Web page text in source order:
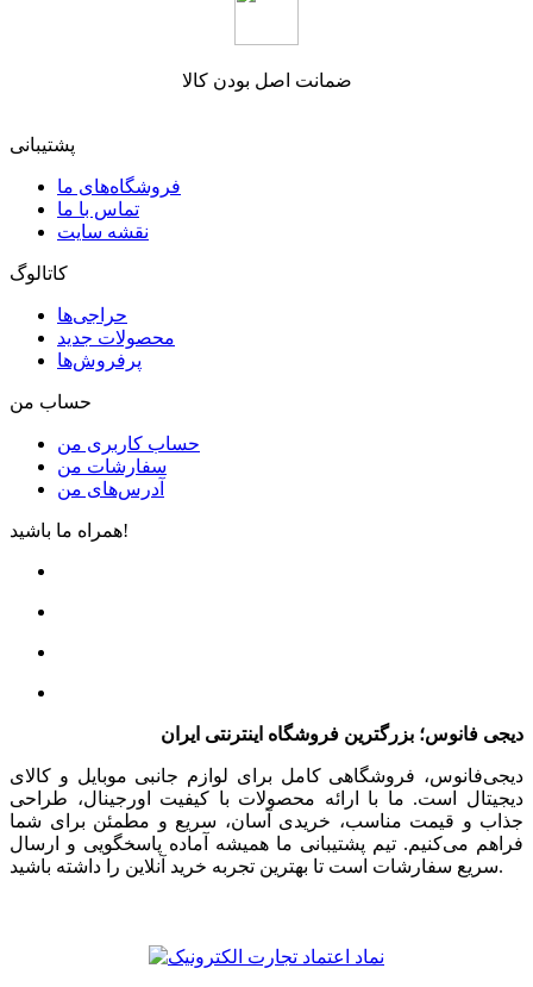
ضمانت اصل بودن کالا
پشتیبانی
فروشگاه‌های ما
تماس با ما
نقشه سایت
کاتالوگ
حراجی‌ها
محصولات جدید
پرفروش‌ها
حساب من
حساب کاربری من
سفارشات من
آدرس‌های من
همراه ما باشید!
دیجی فانوس؛ بزرگترین فروشگاه اینترنتی ایران
دیجی‌فانوس، فروشگاهی کامل برای لوازم جانبی موبایل و کالای
دیجیتال است. ما با ارائه محصولات با کیفیت اورجینال، طراحی
جذاب و قیمت مناسب، خریدی آسان، سریع و مطمئن برای شما
فراهم می‌کنیم. تیم پشتیبانی ما همیشه آماده پاسخگویی و ارسال
سریع سفارشات است تا بهترین تجربه خرید آنلاین را داشته باشید.